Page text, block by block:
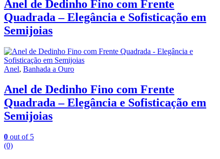
Anel de Dedinho Fino com Frente
Quadrada – Elegância e Sofisticação em
Semijoias
Anel, Banhada a Ouro
Anel de Dedinho Fino com Frente
Quadrada – Elegância e Sofisticação em
Semijoias
0 out of 5
(0)